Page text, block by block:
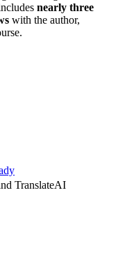
nearly three
with the author,
TranslateAI